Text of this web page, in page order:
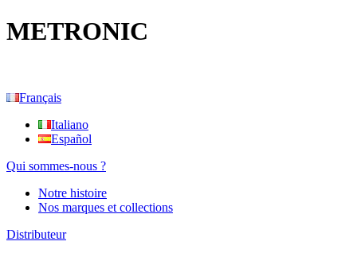
METRONIC
Français
Italiano
Español
Qui sommes-nous ?
Notre histoire
Nos marques et collections
Distributeur